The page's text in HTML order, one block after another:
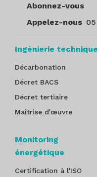
Abonnez-vous
Appelez-nous
Ingénierie technique
Décarbonation
Décret BACS
Décret tertiaire
Maîtrise d'œuvre
Monitoring
énergétique
Certification à l'ISO